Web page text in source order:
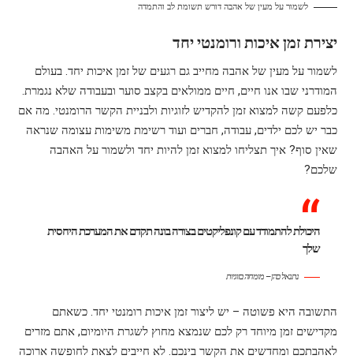
לשמור על מעין של אהבה דורש תשומת לב והתמדה
יצירת זמן איכות ורומנטי יחד
לשמור על מעין של אהבה מחייב גם רגעים של זמן איכות יחד. בעולם
המודרני שבו אנו חיים, חיים ממולאים בקצב סוער ובעבודה שלא נגמרת.
כלפעם קשה למצוא זמן להקדיש לזוגיות ולבניית הקשר הרומנטי. מה אם
כבר יש לכם ילדים, עבודה, חברים ועוד רשימת משימות עצומה שנראה
שאין סוף? איך תצליחו למצוא זמן להיות יחד ולשמור על האהבה
שלכם?
היכולת להתמודד עם קונפליקטים בצורה בונה תקדם את המערכת היחסית
שלך
נתנאל כהן – מומחה בזוגיות
התשובה היא פשוטה – יש ליצור זמן איכות רומנטי יחד. כשאתם
מקדישים זמן מיוחד רק לכם שנמצא מחוץ לשגרת היומיום, אתם מזרים
לאהבתכם ומחדשים את הקשר בינכם. לא חייבים לצאת לחופשה ארוכה